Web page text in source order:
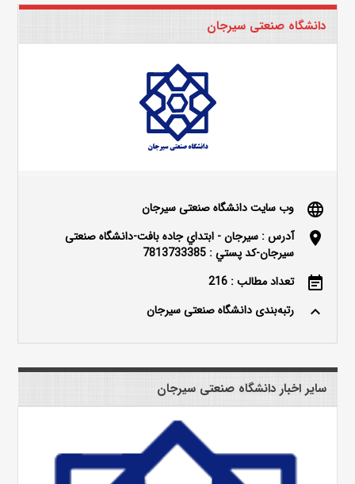
دانشگاه صنعتی سیرجان
language وب سایت دانشگاه صنعتی سیرجان
location_on
آدرس : سيرجان - ابتداي جاده بافت-دانشگاه صنعتی
سیرجان-کد پستي : 7813733385
event_note تعداد مطالب : 216
keyboard_arrow_up رتبه‌بندی دانشگاه صنعتی سیرجان
سایر اخبار دانشگاه صنعتی سیرجان